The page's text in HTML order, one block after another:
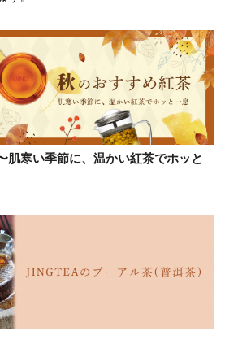
肌寒い季節に、温かい紅茶でホッと